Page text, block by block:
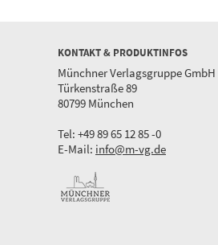
KONTAKT & PRODUKTINFOS
Münchner Verlagsgruppe GmbH
Türkenstraße 89
80799 München
Tel: +49 89 65 12 85 -0
E-Mail: info@m-vg.de